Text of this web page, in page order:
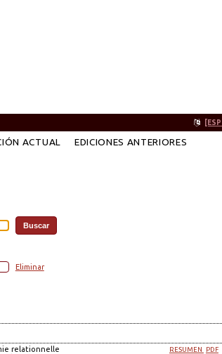
ACTUAL EDICIONES ANTERIORES
Eliminar
relationnelle
RESUMEN PDF